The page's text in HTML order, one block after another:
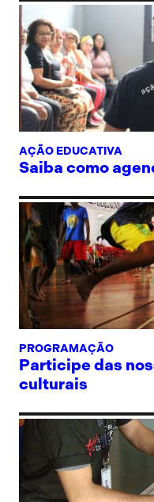
AÇÃO EDUCATIVA
Saiba como
PROGRAMAÇÃO
Participe das
culturais